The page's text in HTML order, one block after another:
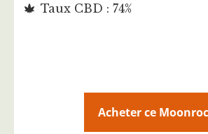
Taux CBD : 74%
Acheter ce